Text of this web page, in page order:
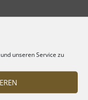
unseren Service zu